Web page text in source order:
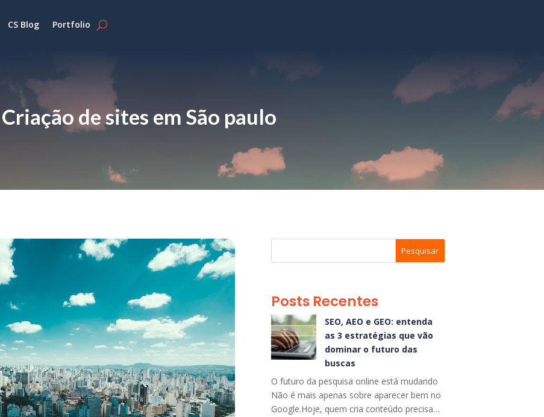
CS Blog Portfolio
Criação de sites em São paulo
Pesquisar
Posts Recentes
SEO, AEO e GEO: entenda
as 3 estratégias que vão
dominar o futuro das
buscas
O futuro da pesquisa online está mudando
Não é mais apenas sobre aparecer bem no
Google.Hoje, quem cria conteúdo precisa…